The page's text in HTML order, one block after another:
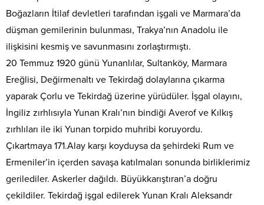
Boğazların İtilaf devletleri tarafından işgali ve Marmara’da
düşman gemilerinin bulunması, Trakya’nın Anadolu ile
ilişkisini kesmiş ve savunmasını zorlaştırmıştı.
20 Temmuz 1920 günü Yunanlılar, Sultanköy, Marmara
Ereğlisi, Değirmenaltı ve Tekirdağ dolaylarına çıkarma
yaparak Çorlu ve Tekirdağ üzerine yürüdüler. İşgal olayını,
İngiliz zırhlısıyla Yunan Kralı’nın bindiği Averof ve Kılkış
zırhlıları ile iki Yunan torpido muhribi koruyordu.
Çıkartmaya 171.Alay karşı koyduysa da şehirdeki Rum ve
Ermeniler’in içerden savaşa katılmaları sonunda birliklerimiz
gerilediler. Askerler dağıldı. Büyükkarıştıran’a doğru
çekildiler. Tekirdağ işgal edilerek Yunan Kralı Aleksandr